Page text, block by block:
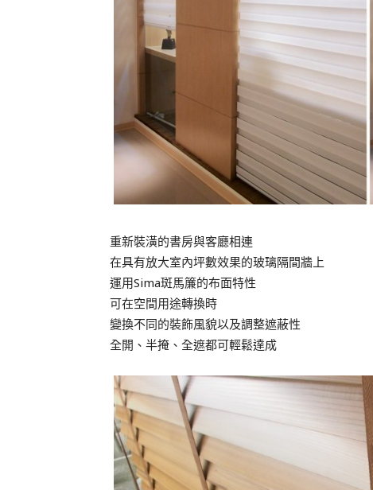
重新裝潢的書房與客廳相連
在具有放大室內坪數效果的玻璃隔間牆上
運用Sima斑馬簾的布面特性
可在空間用途轉換時
變換不同的裝飾風貌以及調整遮蔽性
全開、半掩、全遮都可輕鬆達成